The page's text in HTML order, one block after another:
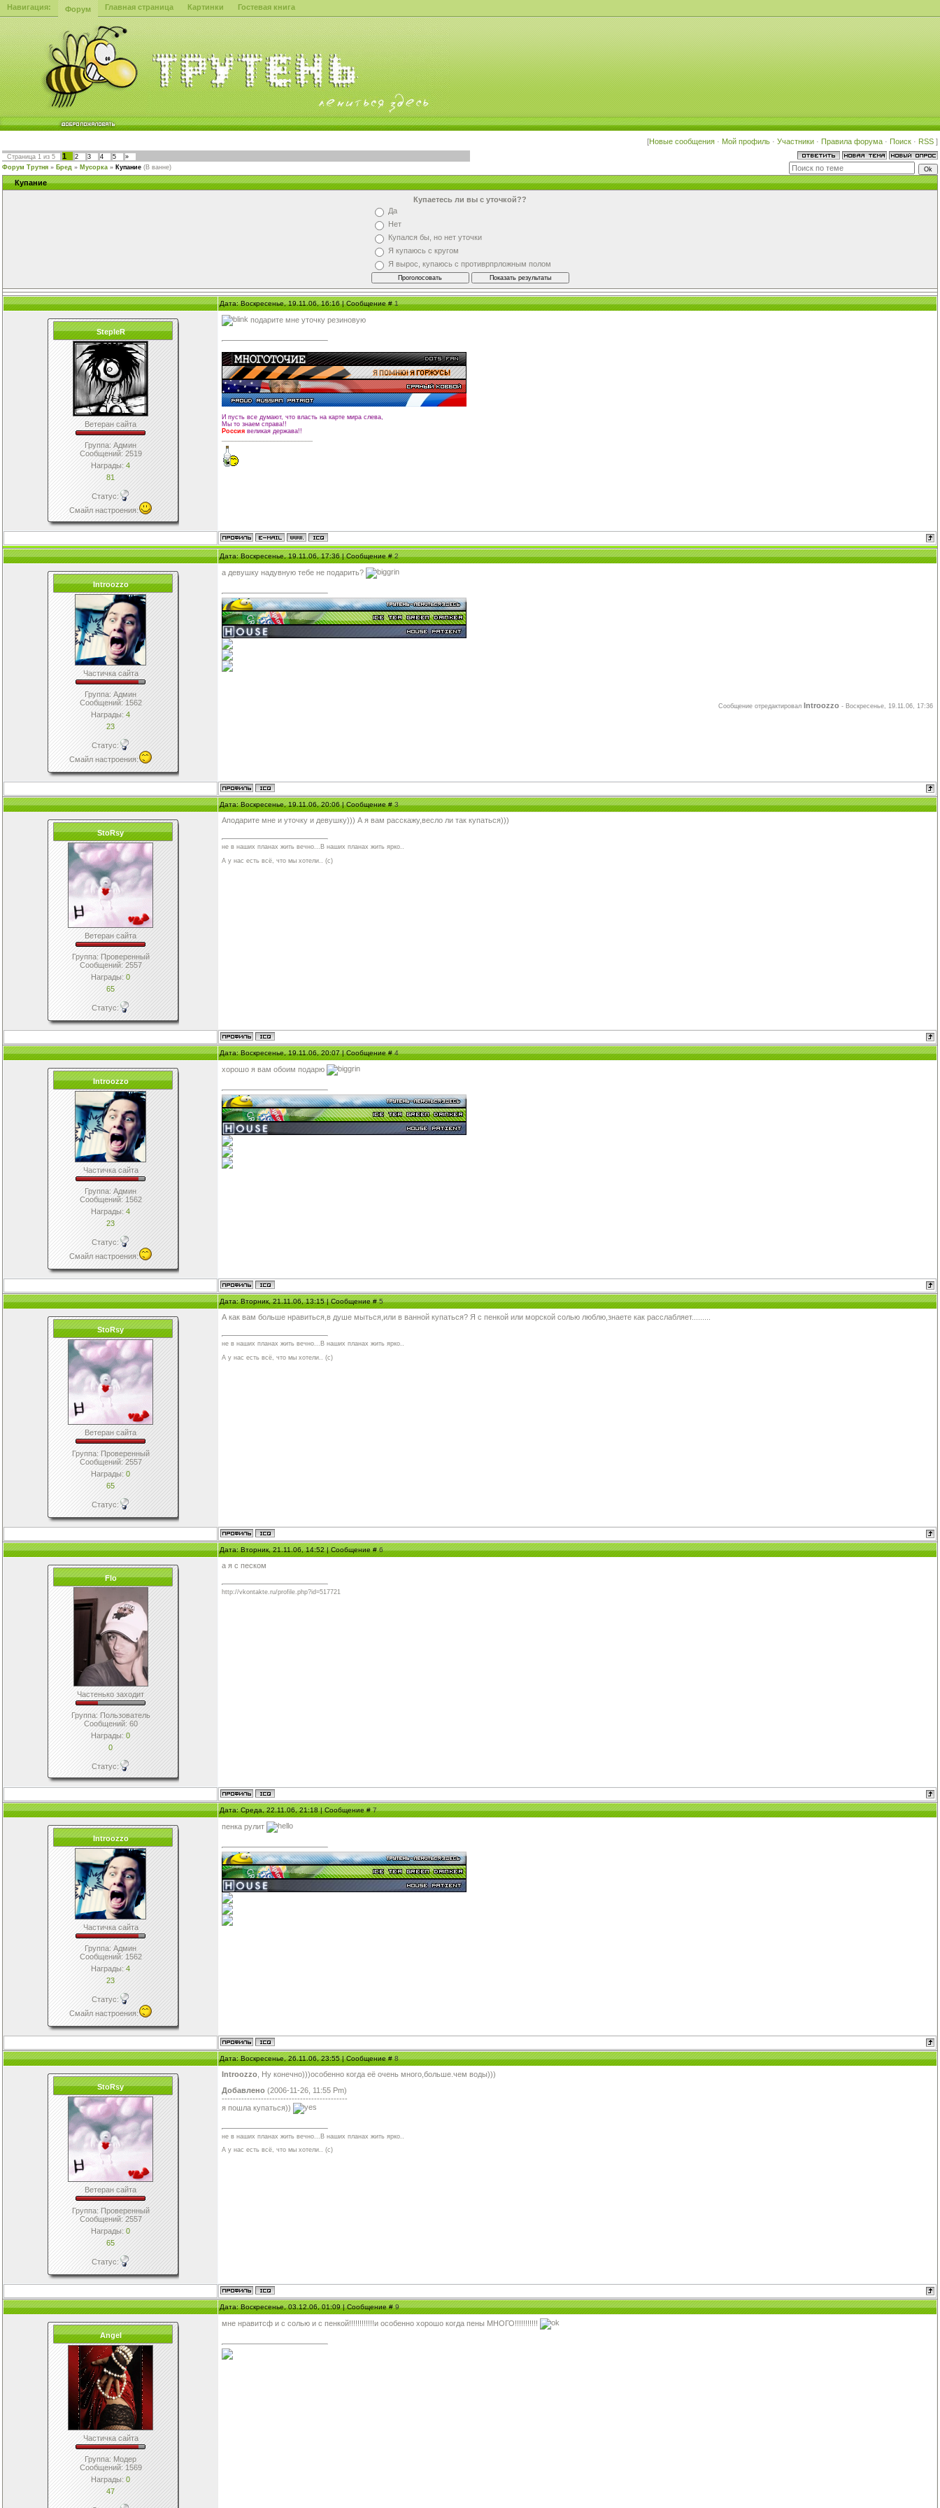
Навигация: Форум Главная страница Картинки Гостевая книга
[Новые сообщения · Мой профиль · Участники · Правила форума · Поиск · RSS ]
Страница 1 из 5 1 2 3 4 5
»
Форум Трутня » Бред » Мусорка » Купание (В ванне)
Купание
Купаетесь ли вы с уточкой??
Да
Нет
Купался бы, но нет уточки
Я купаюсь с кругом
Я вырос, купаюсь с противрпрложным полом
Дата: Воскресенье, 19.11.06, 16:16 | Сообщение #1
StepleR
Ветеран сайта
Группа: Админ
Сообщений:2519
Награды:4
81
Статус:
Смайл настроения:
подарите мне уточку резиновую
И пусть все думают, что власть на карте мира слева,
Мы то знаем справа!!
Россия великая держава!!
Дата: Воскресенье, 19.11.06, 17:36 | Сообщение #2
Introozzo
Частичка сайта
Группа: Админ
Сообщений:1562
Награды:4
23
Статус:
Смайл настроения:
а девушку надувную тебе не подарить?
Сообщение отредактировал Introozzo - Воскресенье, 19.11.06, 17:36
Дата: Воскресенье, 19.11.06, 20:06 | Сообщение #3
StoRsy
Ветеран сайта
Группа: Проверенный
Сообщений:2557
Награды:0
65
Статус:
Аподарите мне и уточку и девушку))) А я вам расскажу,весло ли так купаться)))
не в наших планах жить вечно...В наших планах жить ярко..
А у нас есть всё, что мы хотели.. (с)
Дата: Воскресенье, 19.11.06, 20:07 | Сообщение #4
Introozzo
Частичка сайта
Группа: Админ
Сообщений:1562
Награды:4
23
Статус:
Смайл настроения:
хорошо я вам обоим подарю
Дата: Вторник, 21.11.06, 13:15 | Сообщение #5
StoRsy
Ветеран сайта
Группа: Проверенный
Сообщений:2557
Награды:0
65
Статус:
А как вам больше нравиться,в душе мыться,или в ванной купаться? Я с пенкой или морской солью люблю,знаете как расслабляет.........
не в наших планах жить вечно...В наших планах жить ярко..
А у нас есть всё, что мы хотели.. (с)
Дата: Вторник, 21.11.06, 14:52 | Сообщение #6
Flo
Частенько заходит
Группа: Пользователь
Сообщений:60
Награды:0
0
Статус:
а я с песком
http://vkontakte.ru/profile.php?id=517721
Дата: Среда, 22.11.06, 21:18 | Сообщение #7
Introozzo
Частичка сайта
Группа: Админ
Сообщений:1562
Награды:4
23
Статус:
Смайл настроения:
пенка рулит
Дата: Воскресенье, 26.11.06, 23:55 | Сообщение #8
StoRsy
Ветеран сайта
Группа: Проверенный
Сообщений:2557
Награды:0
65
Статус:
Introozzo , Ну конечно)))особенно когда её очень много,больше.чем воды)))
Добавлено (2006-11-26, 11:55 Pm)
---------------------------------------------
я пошла купаться))
не в наших планах жить вечно...В наших планах жить ярко..
А у нас есть всё, что мы хотели.. (с)
Дата: Воскресенье, 03.12.06, 01:09 | Сообщение #9
Angel
Частичка сайта
Группа: Модер
Сообщений:1569
Награды:0
47
мне нравитсф и с солью и с пенкой!!!!!!!!!!!!и особенно хорошо когда пены МНОГО!!!!!!!!!!!